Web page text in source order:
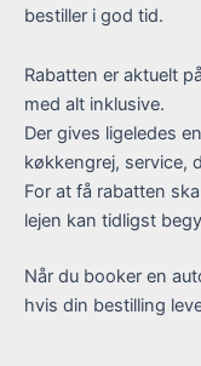
bestiller i god tid.
Rabatten er aktuelt
med alt inklusive.
Der gives ligeledes
køkkengrej, service,
For at få rabatten
lejen kan tidligst
Når du booker en
hvis din bestilling